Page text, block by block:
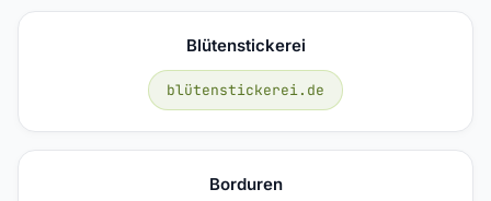
Blütenstickerei
blütenstickerei.de
Borduren